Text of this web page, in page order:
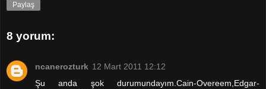
Paylaş
8 yorum:
ncanerozturk 12 Mart 2011 12:12
Şu anda şok durumundayım.Cain-Overeem,Edgar-